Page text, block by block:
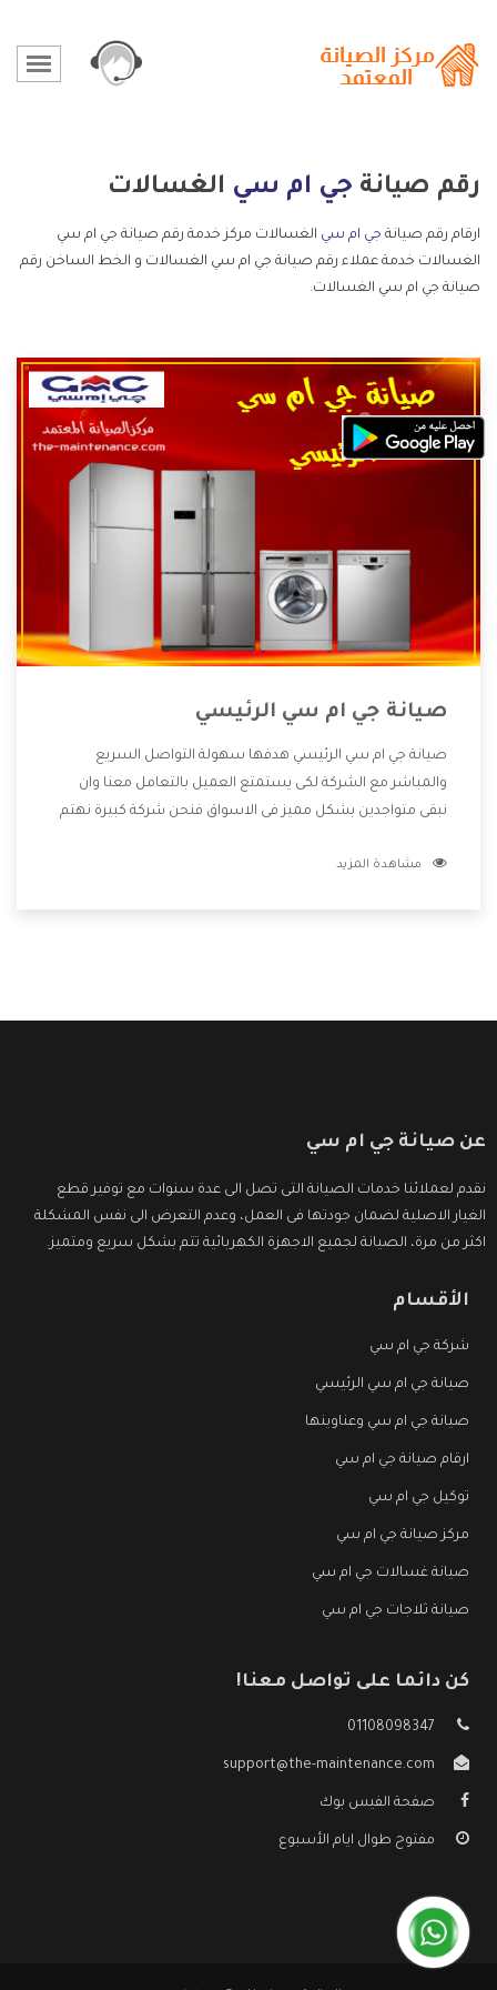
رقم صيانة جي ام سي الغسالات
ارقام رقم صيانة جي ام سي الغسالات مركز خدمة رقم صيانة جي ام سي
الغسالات خدمة عملاء رقم صيانة جي ام سي الغسالات و الخط الساخن رقم
صيانة جي ام سي الغسالات.
صيانة جي ام سي الرئيسي
صيانة جي ام سي الرئيسي هدفها سهولة التواصل السريع
والمباشر مع الشركة لكى يستمتع العميل بالتعامل معنا وان
نبقى متواجدين بشكل مميز فى الاسواق فنحن شركة كبيرة نهتم
الشركة بها والتى تكون منها خدمة الصيانة التى تكون من أهم
مشاهدة المزيد
عن صيانة جي ام سي
نقدم لعملائنا خدمات الصيانة التى تصل الى عدة سنوات مع توفير قطع
الغيار الاصلية لضمان جودتها فى العمل، وعدم التعرض الى نفس المشكلة
اكثر من مرة، الصيانة لجميع الاجهزة الكهربائية تتم بشكل سريع ومتميز.
الأقسام
شركة جي ام سي
صيانة جي ام سي الرئيسي
صيانة جي ام سي وعناوينها
ارقام صيانة جي ام سي
توكيل جي ام سي
مركز صيانة جي ام سي
صيانة غسالات جي ام سي
صيانة ثلاجات جي ام سي
كن دائما على تواصل معنا!
01108098347
support@the-maintenance.com
صفحة الفيس بوك
مفتوح طوال ايام الأسبوع